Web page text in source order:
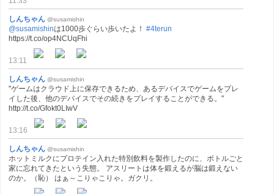
しんちゃん @susamishin
@susamishinは1000歩ぐらい歩いたよ！ #4terun
https://t.co/op4NCUqFhi
13:11
しんちゃん @susamishin
"ゲームはクラウド上に保存できるため、あるデバイスでゲームをプレ
イした後、他のデバイスでその続きをプレイすることができる。"
http://t.co/Gfokt0LIwV
13:16
しんちゃん @susamishin
ホットミルクにプロテイン入れた特別飲料を製作したのに、ボトルごと
家に忘れてきたという失態。 アスリートは体を鍛えるが脳は鍛えない
のか。（恥） はぁ～こりゃこりゃ。ガクリ。